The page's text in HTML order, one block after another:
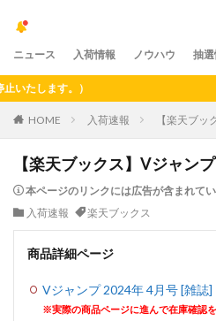
ニュース 入荷情報 ノウハウ 抽
ます。）
HOME 入荷速報 【楽天ブ
【楽天ブックス】Vジャン
本ページのリンクには広告が含まれてい
入荷速報
楽天ブックス
商品詳細ページ
Vジャンプ 2024年 4月号 [雑誌]
※実際の商品ページに進んで在庫確認